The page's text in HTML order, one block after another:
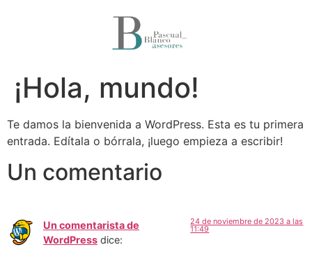
¡Hola, mundo!
Te damos la bienvenida a WordPress. Esta es tu primera
entrada. Edítala o bórrala, ¡luego empieza a escribir!
Un comentario
Un comentarista de
WordPress dice:
24 de noviembre de 2023 a las
11:49